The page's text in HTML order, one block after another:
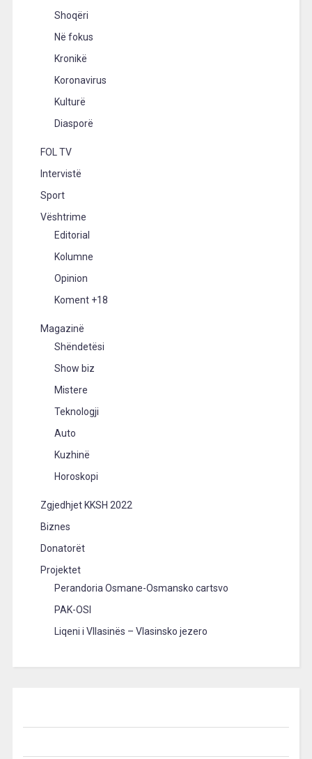
Shoqëri
Në fokus
Kronikë
Koronavirus
Kulturë
Diasporë
FOL TV
Intervistë
Sport
Vështrime
Editorial
Kolumne
Opinion
Koment +18
Magazinë
Shëndetësi
Show biz
Mistere
Teknologji
Auto
Kuzhinë
Horoskopi
Zgjedhjet KKSH 2022
Biznes
Donatorët
Projektet
Perandoria Osmane-Osmansko cartsvo
PAK-OSI
Liqeni i Vllasinës – Vlasinsko jezero